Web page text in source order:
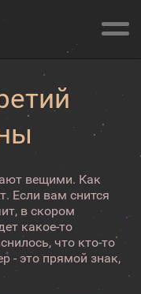
вещими. Как
Если вам снится
в скором
какое-то
что кто-то
- это прямой знак,